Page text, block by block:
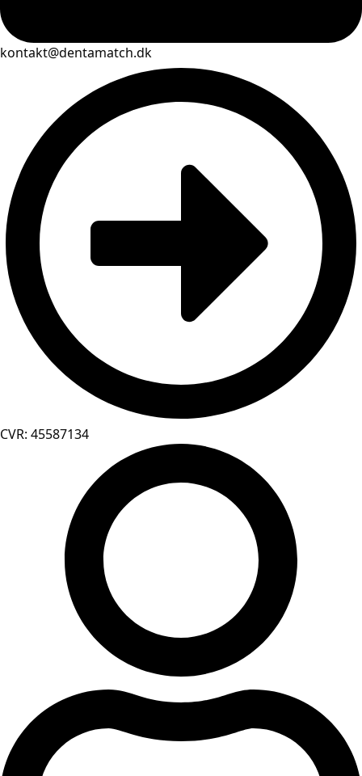
kontakt@dentamatch.dk
CVR: 45587134